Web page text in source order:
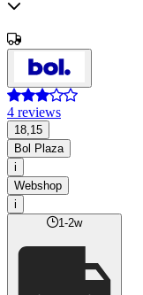
4 reviews
18,15
Bol Plaza
i
Webshop
i
1-2w